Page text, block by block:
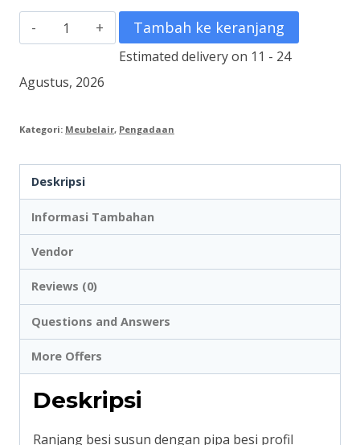
Kuantitas
Ranjang
Besi
Tambah ke keranjang
Estimated delivery on 11 - 24
Agustus, 2026
Kategori: Meubelair, Pengadaan
Deskripsi
Informasi Tambahan
Vendor
Reviews (0)
Questions and Answers
More Offers
Deskripsi
Ranjang besi susun dengan pipa besi profil